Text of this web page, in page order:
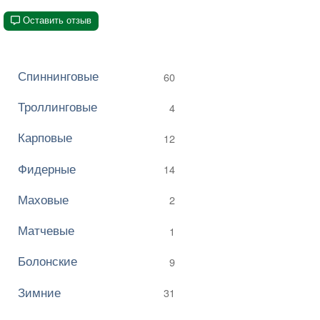
Оставить отзыв
Спиннинговые 60
Троллинговые 4
Карповые 12
Фидерные 14
Маховые 2
Матчевые 1
Болонские 9
Зимние 31